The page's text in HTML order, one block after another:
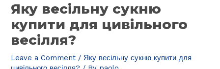
Яку весільну сукню
купити для цивільного
весілля?
Leave a Comment / Яку весільну сукню купити для